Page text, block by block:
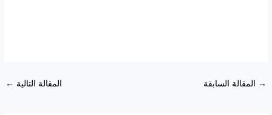
→ المقالة السابقة المقالة التالية ←